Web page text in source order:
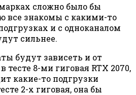
сложно было бы
все знакомы с какими-то
и с одноканалом
сильнее.
будут зависеть и от
тесте 8-ми гиговая RTX 2070,
какие-то подгрузки
2-х гиговая, она бы